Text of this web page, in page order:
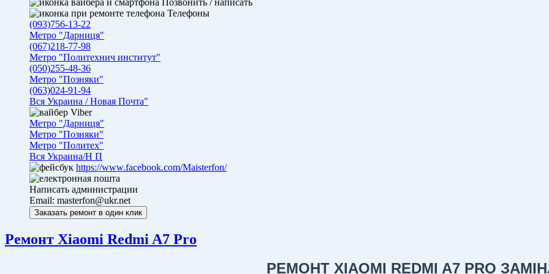
Позвонить / написать
Телефоны
(093)756-13-22
Метро "Дарниця"
(067)218-77-98
Метро "Политехнич институт"
(050)255-48-36
Метро "Позняки"
(063)024-91-94
Вся Украина / Новая Почта"
Viber
Метро "Дарниця"
Метро "Позняки"
Метро "Политех"
Вся Украина/Н П
https://www.facebook.com/Maisterfon/
Написать администрации
Email: masterfon@ukr.net
Ремонт Xiaomi Redmi A7 Pro
РЕМОНТ XIAOMI REDMI A7 PRO